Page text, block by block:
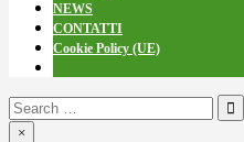
NEWS
CONTATTI
Cookie Policy (UE)
Search
for:
×